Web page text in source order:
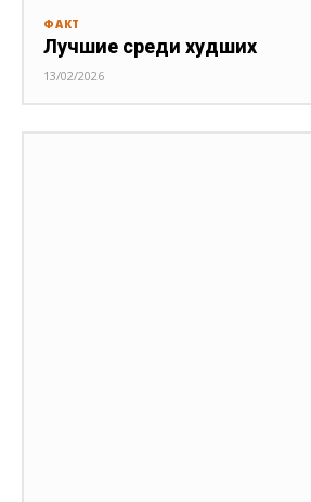
ФАКТ
Лучшие среди худших
13/02/2026